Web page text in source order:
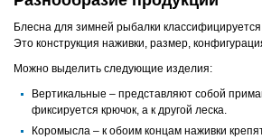
Блесна для зимней рыбалки
Это конструкция наживки, размер,
Можно выделить следующие изделия:
Вертикальные – представляют собой
фиксируется крючок, а к другой леска.
Коромысла – к обоим концам наживки